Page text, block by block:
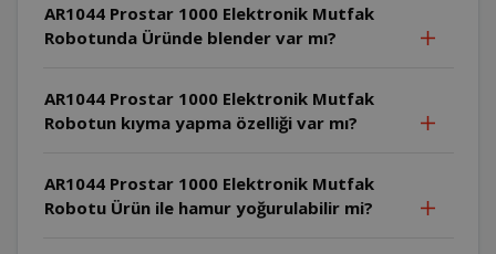
AR1044 Prostar 1000 Elektronik Mutfak
Robotunda Üründe blender var mı?
AR1044 Prostar 1000 Elektronik Mutfak
Robotun kıyma yapma özelliği var mı?
AR1044 Prostar 1000 Elektronik Mutfak
Robotu Ürün ile hamur yoğurulabilir mi?